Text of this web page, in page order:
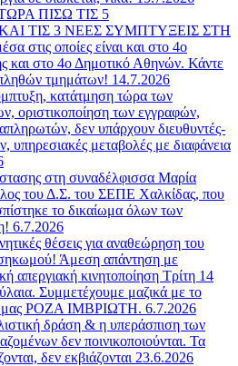
ΠΙΣΩ ΤΙΣ 5
ΤΙΣ 3 ΝΕΕΣ ΣΥΜΠΤΥΞΕΙΣ ΣΤΗ
οποίες είναι και στο 4ο
και στο 4ο Δημοτικό Αθηνών. Κάντε
τμημάτων! 14.7.2026
κατάτμηση τώρα των
οριστικοποίηση των εγγραφών,
δεν υπάρχουν διευθυντές-
υπηρεσιακές μεταβολές με διαφάνεια
στη συναδέλφισσα Μαρία
του Δ.Σ. του ΣΕΠΕ Χαλκίδας, που
το δικαίωμα όλων των
6.7.2026
θέσεις για αναθεώρηση του
Άμεση απάντηση με
απεργιακή κινητοποίηση Τρίτη 14
Συμμετέχουμε μαζικά με το
μας ΡΟΖΑ ΙΜΒΡΙΩΤΗ. 6.7.2026
δράση & η υπεράσπιση των
δεν ποινικοποιούνται. Τα
δεν εκβιάζονται 23.6.2026